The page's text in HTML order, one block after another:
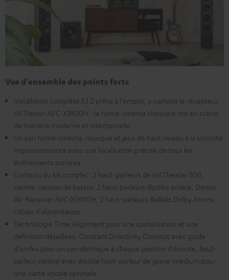
Vue d’ensemble des points forts
Installation complète 5.1.2 prête à l'emploi, y compris le récepteur
AV Denon AVC-X3800H : le home-cinéma classique mis en scène
de manière moderne et intemporelle
Un son home-cinéma, musique et jeux de haut niveau à la sonorité
impressionnante avec une localisation précise de tous les
événements sonores
Contenu du kit complet : 2 haut-parleurs de sol Theater 500,
centre, caisson de basses, 2 haut-parleurs dipôles arrière, Denon
AV-Receiver AVC-X3800H, 2 haut-parleurs Reflekt Dolby Atmos,
câbles d'alimentation
Technologie Time Alignment pour une spatialisation et une
définition détaillées, Constant Directivity Concept avec guide
d'ondes pour un son identique à chaque position d'écoute, haut-
parleur central avec double haut-parleur de grave-médium pour
une clarté vocale optimale